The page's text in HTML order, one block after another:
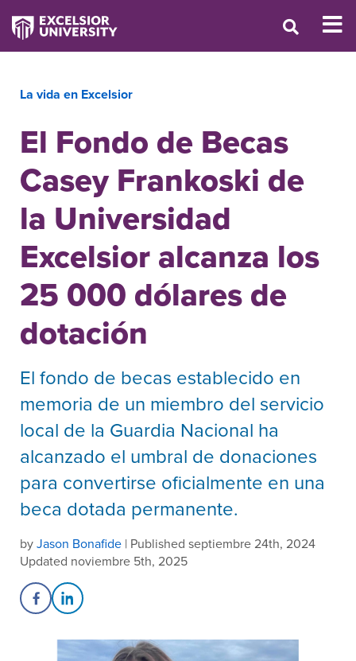
La vida en Excelsior
El Fondo de Becas
Casey Frankoski de
la Universidad
Excelsior alcanza los
25 000 dólares de
dotación
El fondo de becas establecido en
memoria de un miembro del servicio
local de la Guardia Nacional ha
alcanzado el umbral de donaciones
para convertirse oficialmente en una
beca dotada permanente.
byJason Bonafide | Published septiembre 24th, 2024
Updated noviembre 5th, 2025
Share on Facebook
Share on LinkedIn